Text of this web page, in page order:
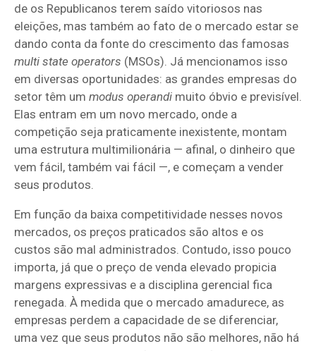
de os Republicanos terem saído vitoriosos nas
eleições, mas também ao fato de o mercado estar se
dando conta da fonte do crescimento das famosas
multi state operators (MSOs). Já mencionamos isso
em diversas oportunidades: as grandes empresas do
setor têm um modus operandi muito óbvio e previsível.
Elas entram em um novo mercado, onde a
competição seja praticamente inexistente, montam
uma estrutura multimilionária — afinal, o dinheiro que
vem fácil, também vai fácil —, e começam a vender
seus produtos.
Em função da baixa competitividade nesses novos
mercados, os preços praticados são altos e os
custos são mal administrados. Contudo, isso pouco
importa, já que o preço de venda elevado propicia
margens expressivas e a disciplina gerencial fica
renegada. À medida que o mercado amadurece, as
empresas perdem a capacidade de se diferenciar,
uma vez que seus produtos não são melhores, não há